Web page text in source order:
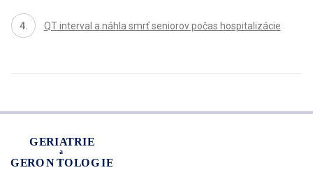
QT interval a náhla smrť seniorov počas hospitalizácie